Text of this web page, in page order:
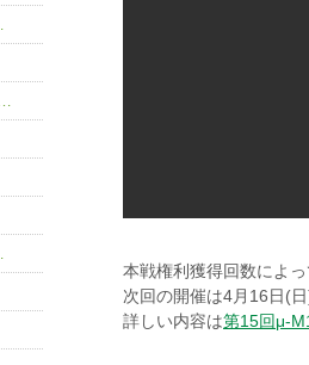
本戦権利獲得回数によ
次回の開催は4月16日(
詳しい内容は第15回μ-